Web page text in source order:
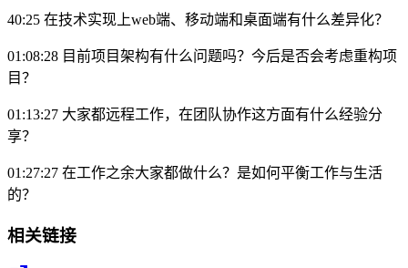
40:25 在技术实现上web端、移动端和桌面端有什么差异化？
01:08:28 目前项目架构有什么问题吗？今后是否会考虑重构项
目？
01:13:27 大家都远程工作，在团队协作这方面有什么经验分
享？
01:27:27 在工作之余大家都做什么？是如何平衡工作与生活
的？
相关链接